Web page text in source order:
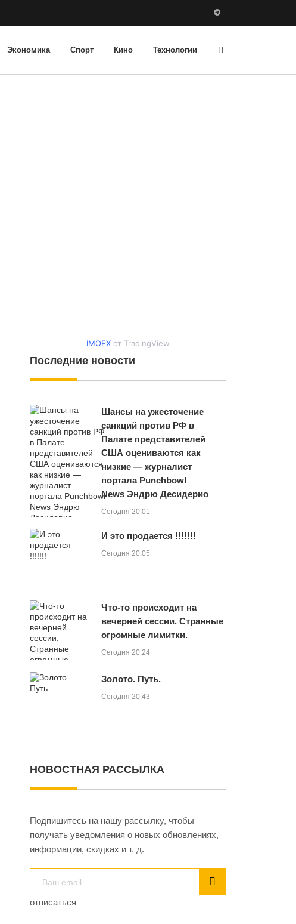
Экономика Спорт Кино Технологии
IMOEX от TradingView
Последние новости
Шансы на ужесточение
санкций против РФ в
Палате представителей
США оцениваются как
низкие — журналист
портала Punchbowl
News Эндрю Десидерио
Сегодня 20:01
И это продается !!!!!!!
Сегодня 20:05
Что-то происходит на
вечерней сессии. Странные
огромные лимитки.
Сегодня 20:24
Золото. Путь.
Сегодня 20:43
НОВОСТНАЯ РАССЫЛКА
Подпишитесь на нашу рассылку, чтобы
получать уведомления о новых обновлениях,
информации, скидках и т. д.
отписаться